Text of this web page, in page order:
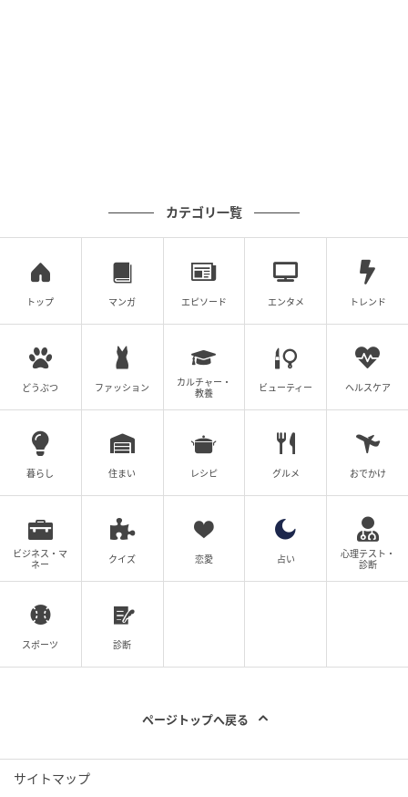
ベビーカレンダー
カテゴリ一覧
トップ マンガ エピソード エンタメ トレンド
どうぶつ ファッション
カルチャー・
教養
ビューティー ヘルスケア
暮らし 住まい レシピ グルメ おでかけ
ビジネス・マ
ネー
クイズ 恋愛 占い
心理テスト・
診断
スポーツ 診断
ページトップへ戻る
サイトマップ